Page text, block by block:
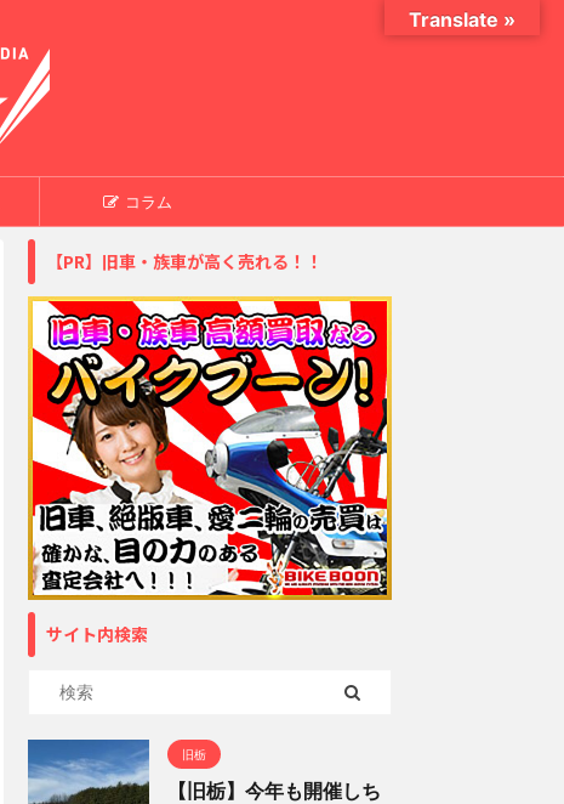
コラム
【PR】旧車・族車が高く売れる！！
サイト内検索
旧栃
【旧栃】今年も開催しち
Translate »